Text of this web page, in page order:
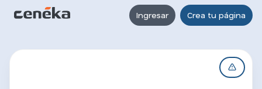
Ingresar Crea tu página